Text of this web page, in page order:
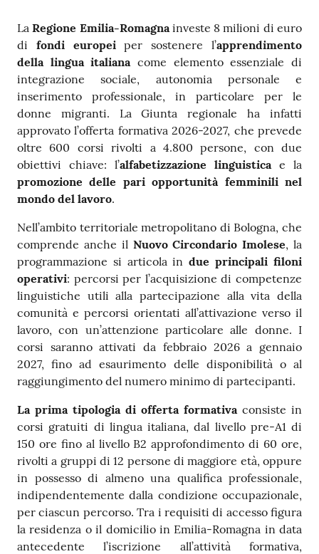
Contenuto
LaRegione Emilia-Romagnainveste 8 milioni di euro
di fondi europei per sostenere l’apprendimento
della lingua italiana come elemento essenziale di
integrazione sociale, autonomia personale e
inserimento professionale, in particolare per le
donne migranti. La Giunta regionale ha infatti
approvato l’offerta formativa 2026-2027, che prevede
oltre 600 corsi rivolti a 4.800 persone, con due
obiettivi chiave: l’alfabetizzazione linguistica e la
promozione delle pari opportunità femminili nel
mondo del lavoro.
Nell’ambito territoriale metropolitano di Bologna, che
comprende anche il Nuovo Circondario Imolese, la
programmazione si articola indue principali filoni
operativi: percorsi per l’acquisizione di competenze
linguistiche utili alla partecipazione alla vita della
comunità e percorsi orientati all’attivazione verso il
lavoro, con un’attenzione particolare alle donne. I
corsi saranno attivati da febbraio 2026 a gennaio
2027, fino ad esaurimento delle disponibilità o al
raggiungimento del numero minimo di partecipanti.
La prima tipologia di offerta formativa consiste in
corsi gratuiti di lingua italiana, dal livello pre-A1 di
150 ore fino al livello B2 approfondimento di 60 ore,
rivolti a gruppi di 12 persone di maggiore età, oppure
in possesso di almeno una qualifica professionale,
indipendentemente dalla condizione occupazionale,
per ciascun percorso. Tra i requisiti di accesso figura
la residenza o il domicilio in Emilia-Romagna in data
antecedente l’iscrizione all’attività formativa,